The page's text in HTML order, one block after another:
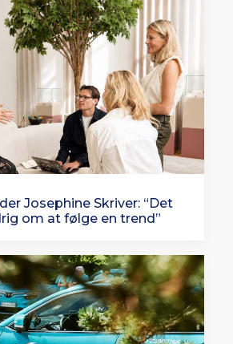
Josephine Skriver: “Det
om at følge en trend”